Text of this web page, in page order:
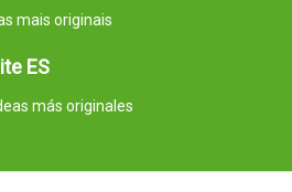
mais originais
ES
más originales